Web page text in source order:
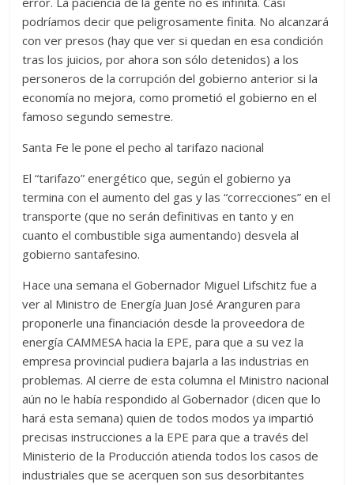
podríamos decir que peligrosamente finita. No alcanzará
con ver presos (hay que ver si quedan en esa condición
tras los juicios, por ahora son sólo detenidos) a los
personeros de la corrupción del gobierno anterior si la
economía no mejora, como prometió el gobierno en el
famoso segundo semestre.
Santa Fe le pone el pecho al tarifazo nacional
El “tarifazo” energético que, según el gobierno ya
termina con el aumento del gas y las “correcciones” en el
transporte (que no serán definitivas en tanto y en
cuanto el combustible siga aumentando) desvela al
gobierno santafesino.
Hace una semana el Gobernador Miguel Lifschitz fue a
ver al Ministro de Energía Juan José Aranguren para
proponerle una financiación desde la proveedora de
energía CAMMESA hacia la EPE, para que a su vez la
empresa provincial pudiera bajarla a las industrias en
problemas. Al cierre de esta columna el Ministro nacional
aún no le había respondido al Gobernador (dicen que lo
hará esta semana) quien de todos modos ya impartió
precisas instrucciones a la EPE para que a través del
Ministerio de la Producción atienda todos los casos de
industriales que se acerquen son sus desorbitantes